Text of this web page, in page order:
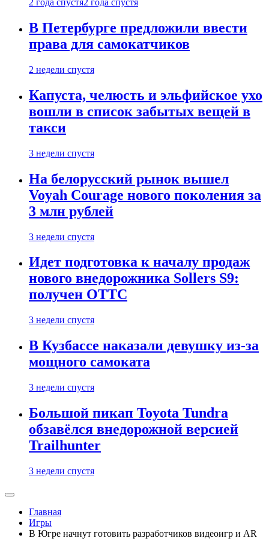
2 года спустя2 года спустя
В Петербурге предложили ввести
права для самокатчиков
2 недели спустя
Капуста, челюсть и эльфийское ухо
вошли в список забытых вещей в
такси
3 недели спустя
На белорусский рынок вышел
Voyah Courage нового поколения за
3 млн рублей
3 недели спустя
Идет подготовка к началу продаж
нового внедорожника Sollers S9:
получен ОТТС
3 недели спустя
В Кузбассе наказали девушку из-за
мощного самоката
3 недели спустя
Большой пикап Toyota Tundra
обзавёлся внедорожной версией
Trailhunter
3 недели спустя
Главная
Игры
В Югре начнут готовить разработчиков видеоигр и AR